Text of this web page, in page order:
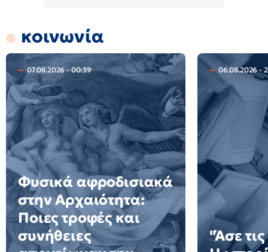
κοινωνία
07.08.2026 - 00:39
Φυσικά αφροδισιακά
στην Αρχαιότητα:
Ποιες τροφές και
συνήθειες
06.08.2026 -
"Άσε